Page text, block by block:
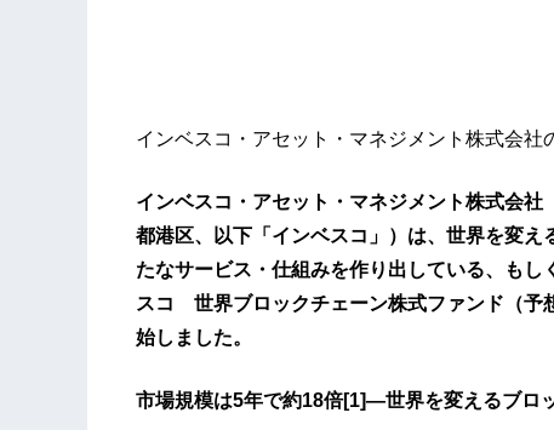
インベスコ・アセット・マネジメント株式会社
インベスコ・アセット・マネジメント株式会
都港区、以下「インベスコ」）は、世界を変
たなサービス・仕組みを作り出している、も
スコ 世界ブロックチェーン株式ファンド（予
始しました。
市場規模は5年で約18倍[1]―世界を変えるブロ